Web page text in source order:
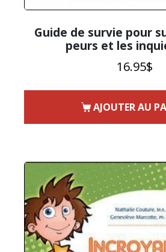
Guide de survie pour
peurs et les
16.95$
AJOUTER AU